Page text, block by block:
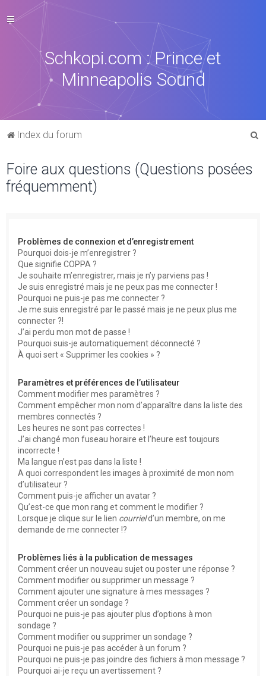
Schkopi.com : Prince et
Minneapolis Sound
Index du forum
Foire aux questions (Questions posées
fréquemment)
Problèmes de connexion et d’enregistrement
Pourquoi dois-je m’enregistrer ?
Que signifie COPPA ?
Je souhaite m’enregistrer, mais je n’y parviens pas !
Je suis enregistré mais je ne peux pas me connecter !
Pourquoi ne puis-je pas me connecter ?
Je me suis enregistré par le passé mais je ne peux plus me
connecter ?!
J’ai perdu mon mot de passe !
Pourquoi suis-je automatiquement déconnecté ?
À quoi sert « Supprimer les cookies » ?
Paramètres et préférences de l’utilisateur
Comment modifier mes paramètres ?
Comment empêcher mon nom d’apparaître dans la liste des
membres connectés ?
Les heures ne sont pas correctes !
J’ai changé mon fuseau horaire et l’heure est toujours
incorrecte !
Ma langue n’est pas dans la liste !
A quoi correspondent les images à proximité de mon nom
d’utilisateur ?
Comment puis-je afficher un avatar ?
Qu’est-ce que mon rang et comment le modifier ?
Lorsque je clique sur le lien courrield’un membre, on me
demande de me connecter !?
Problèmes liés à la publication de messages
Comment créer un nouveau sujet ou poster une réponse ?
Comment modifier ou supprimer un message ?
Comment ajouter une signature à mes messages ?
Comment créer un sondage ?
Pourquoi ne puis-je pas ajouter plus d’options à mon
sondage ?
Comment modifier ou supprimer un sondage ?
Pourquoi ne puis-je pas accéder à un forum ?
Pourquoi ne puis-je pas joindre des fichiers à mon message ?
Pourquoi ai-je reçu un avertissement ?